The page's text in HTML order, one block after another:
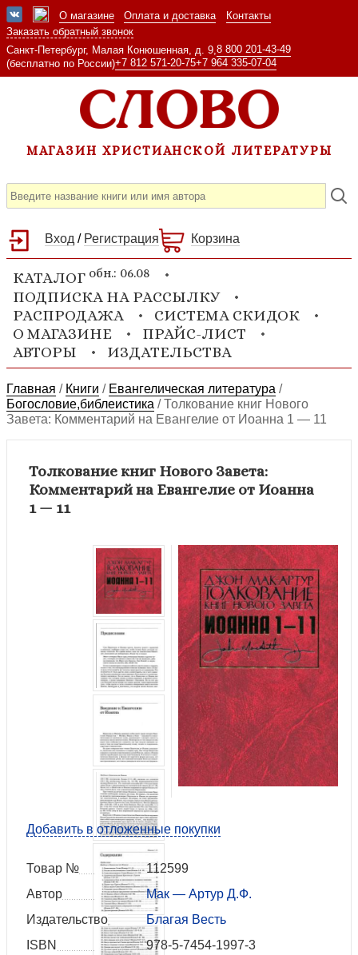
О магазине Оплата и доставка
Контакты
Заказать обратный звонок
Санкт-Петербург, Малая Конюшенная, д. 9, 8 800 201-43-49
(бесплатно по России)+7 812 571-20-75+7 964 335-07-04
МАГАЗИН ХРИСТИАНСКОЙ ЛИТЕРАТУРЫ
Вход / Регистрация Корзина
КАТАЛОГ обн.: 06.08
ПОДПИСКА НА РАССЫЛКУ
РАСПРОДАЖА
СИСТЕМА СКИДОК
О МАГАЗИНЕ
ПРАЙС-ЛИСТ
АВТОРЫ
ИЗДАТЕЛЬСТВА
Главная / Книги / Евангелическая литература /
Богословие,библеистика /Толкование книг Нового
Завета: Комментарий на Евангелие от Иоанна 1 — 11
Толкование книг Нового Завета:
Комментарий на Евангелие от Иоанна
1 — 11
Добавить в отложенные покупки
Товар №
112599
Автор
Мак — Артур Д.Ф.
Издательство
Благая Весть
ISBN
978-5-7454-1997-3